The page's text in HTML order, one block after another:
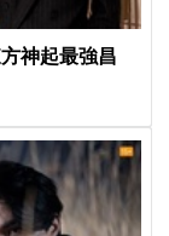
神起最強昌